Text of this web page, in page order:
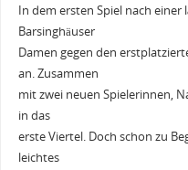
In dem ersten Spiel nach einer
Barsinghäuser
Damen gegen den
an. Zusammen
mit zwei neuen Spielerinnen,
in das
erste Viertel. Doch schon zu
leichtes